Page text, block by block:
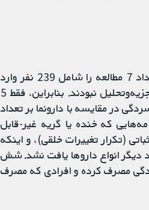
هیچ مطالعه جدیدی را برای گنجاندن در این نسخه به‌روز شده پیدا نکردیم. تعداد 7 مطالعه را شامل 239 نفر وارد
مطالعه مروری کردیم. با این حال، 2 مطالعه در قالب مناسب برای گنجاندن در تجزیه‌و‌تحلیل نبودند. بنابراین، فقط 5
در مقایسه با دارونما بر تعداد
که خنده یا گریه غیر-قابل
(تکرار تغییرات خلقی)، و اینکه
دیگر انواع داروها یافت نشد. شش
مصرف کرده و افرادی که مصرف